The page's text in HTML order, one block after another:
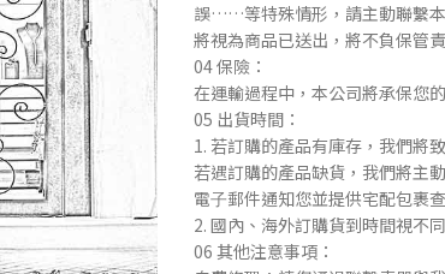
誤……等特殊情形，請主動聯繫
將視為商品已送出，將不負保管
04 保險：
在運輸過程中，本公司將承保您
05 出貨時間：
1. 若訂購的產品有庫存，我們將
若遇訂購的產品缺貨，我們將主
電⼦郵件通知您並提供宅配包裹
2. 國內、海外訂購貨到時間視不
06 其他注意事項：